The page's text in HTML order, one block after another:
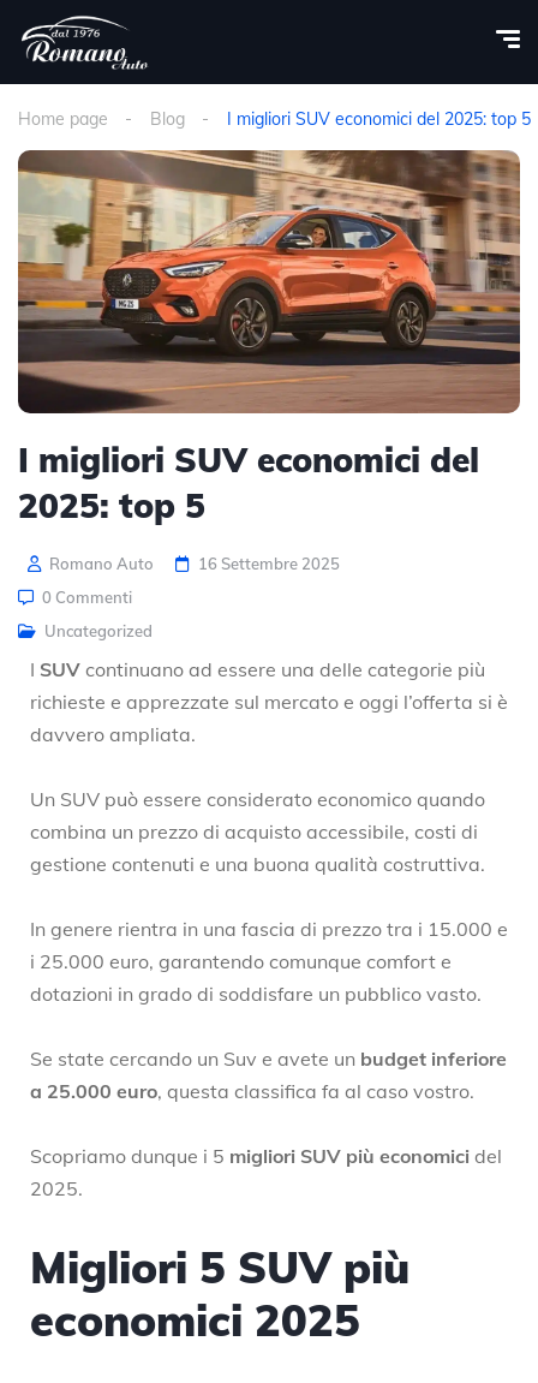
Home page Blog I migliori SUV economici del 2025: top 5
I migliori SUV economici del
2025: top 5
Romano Auto
16 Settembre 2025
0 Commenti
Uncategorized
I SUV continuano ad essere una delle categorie più
richieste e apprezzate sul mercato e oggi l’offerta si è
davvero ampliata.
Un SUV può essere considerato economico quando
combina un prezzo di acquisto accessibile, costi di
gestione contenuti e una buona qualità costruttiva.
In genere rientra in una fascia di prezzo tra i 15.000 e
i 25.000 euro, garantendo comunque comfort e
dotazioni in grado di soddisfare un pubblico vasto.
Se state cercando un Suv e avete un budget inferiore
a 25.000 euro, questa classifica fa al caso vostro.
Scopriamo dunque i 5 migliori SUV più economici del
2025.
Migliori 5 SUV più
economici 2025